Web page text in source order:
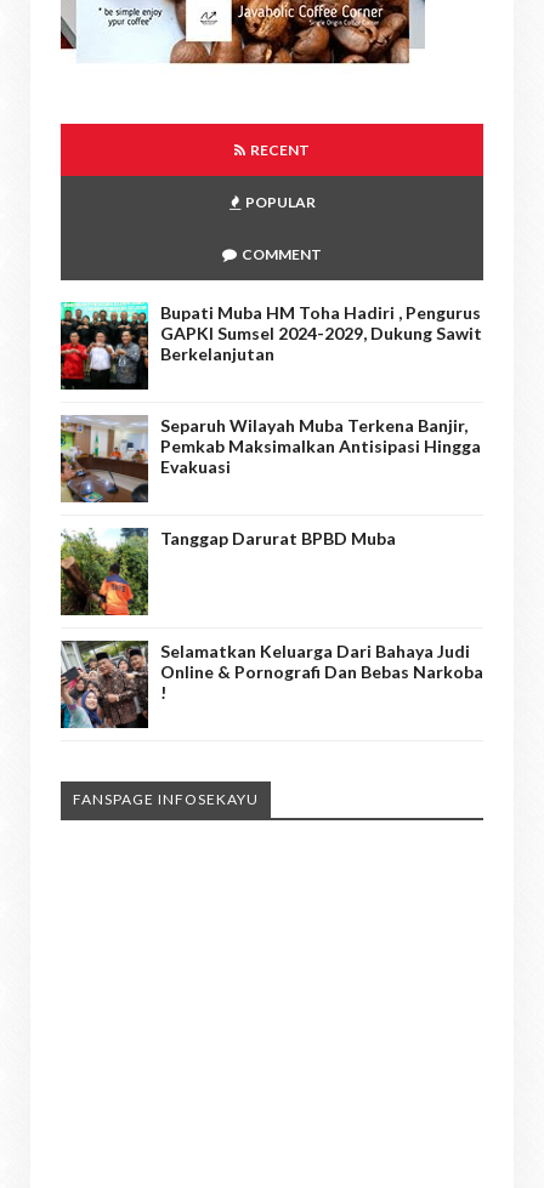
RECENT
POPULAR
COMMENT
Bupati Muba HM Toha Hadiri , Pengurus
GAPKI Sumsel 2024-2029, Dukung Sawit
Berkelanjutan
Separuh Wilayah Muba Terkena Banjir,
Pemkab Maksimalkan Antisipasi Hingga
Evakuasi
Tanggap Darurat BPBD Muba
Selamatkan Keluarga Dari Bahaya Judi
Online & Pornografi Dan Bebas Narkoba
!
FANSPAGE INFOSEKAYU